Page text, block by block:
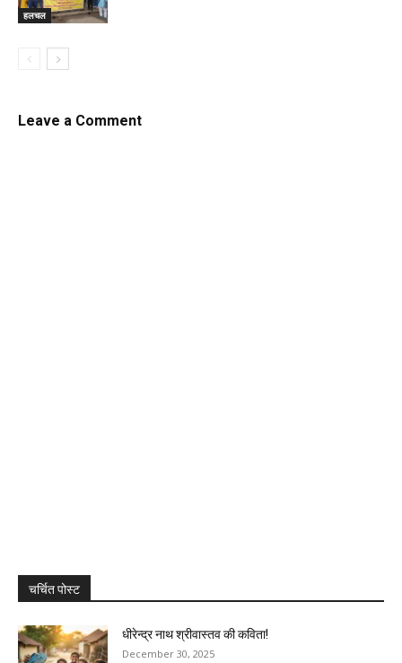
हलचल
Leave a Comment
चर्चित पोस्ट
धीरेन्द्र नाथ श्रीवास्तव की कविता!
December 30, 2025